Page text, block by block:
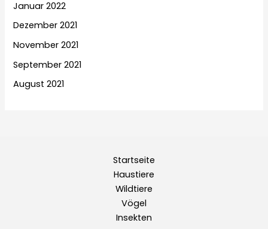
Januar 2022
Dezember 2021
November 2021
September 2021
August 2021
Startseite
Haustiere
Wildtiere
Vögel
Insekten